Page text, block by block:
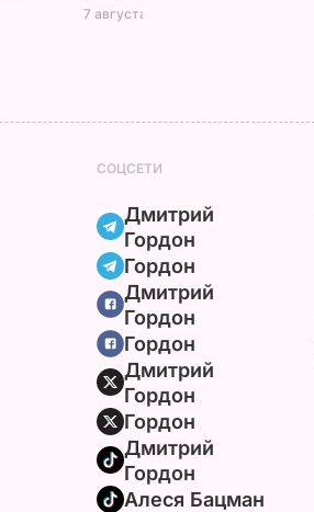
7 августа, 18.16
СОЦСЕТИ
Дмитрий
Гордон
Гордон
Дмитрий
Гордон
Гордон
Дмитрий
Гордон
Гордон
Дмитрий
Гордон
Алеся Бацман